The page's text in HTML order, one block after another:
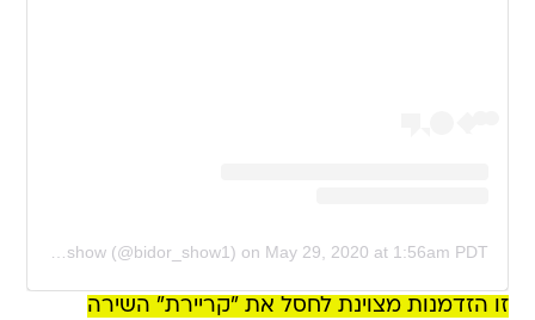
A post shared by bidor_show (@bidor_show1) on May 29, 2020 at 1:56am PDT
זו הזדמנות מצוינת לחסל את "קריירת" השירה